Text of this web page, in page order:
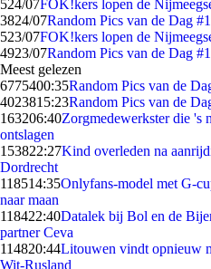
524/07FOK!kers lopen de
3824/07Random Pics van de Dag
523/07FOK!kers lopen de
4923/07Random Pics van de Dag
Meest gelezen
6775400:35Random Pics van de
4023815:23Random Pics van de
163206:40Zorgmedewerkster die 's
ontslagen
153822:27Kind overleden na
Dordrecht
118514:35Onlyfans-model met G-
naar maan
118422:40Datalek bij Bol en de
partner Ceva
114820:44Litouwen vindt opnieuw
Wit-Rusland